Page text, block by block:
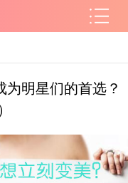
为明星们的首选？